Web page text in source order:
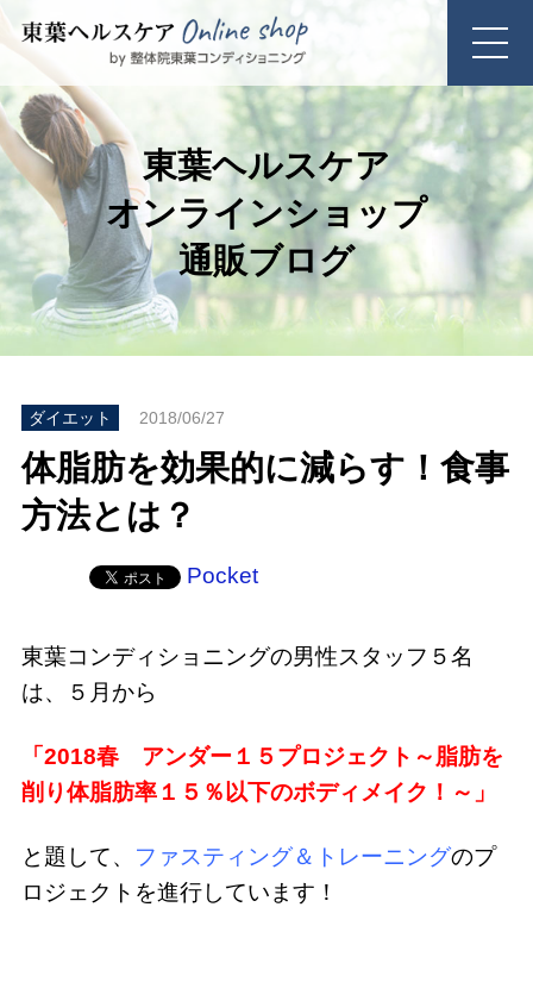
東葉ヘルスケア
オンラインショップ
通販ブログ
ダイエット 2018/06/27
体脂肪を効果的に減らす！食事
方法とは？
Pocket
東葉コンディショニングの男性スタッフ５名
は、５月から
「2018春 アンダー１５プロジェクト～脂肪を
削り体脂肪率１５％以下のボディメイク！～」
と題して、 ファスティング＆トレーニングのプ
ロジェクトを進行しています！